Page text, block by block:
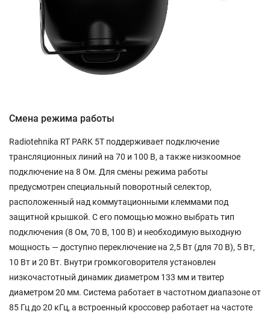
Смена режима работы
Radiotehnika RT PARK 5T поддерживает подключение
трансляционных линий на 70 и 100 В, а также низкоомное
подключение на 8 Ом. Для смены режима работы
предусмотрен специальный поворотный селектор,
расположенный над коммутационными клеммами под
защитной крышкой. С его помощью можно выбрать тип
подключения (8 Ом, 70 В, 100 В) и необходимую выходную
мощность — доступно переключение на 2,5 Вт (для 70 В), 5 Вт,
10 Вт и 20 Вт. Внутри громкоговорителя установлен
низкочастотный динамик диаметром 133 мм и твитер
диаметром 20 мм. Система работает в частотном диапазоне от
85 Гц до 20 кГц, а встроенный кроссовер работает на частоте